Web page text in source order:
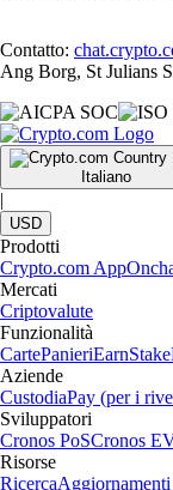
Contatto:
Ang Borg, St Julians
Italiano
|
USD
Prodotti
Crypto.com App
Mercati
Criptovalute
Funzionalità
CartePanieriEarnStake
Aziende
CustodiaPay (per i
Sviluppatori
Cronos PoSCronos
Risorse
Ricerca